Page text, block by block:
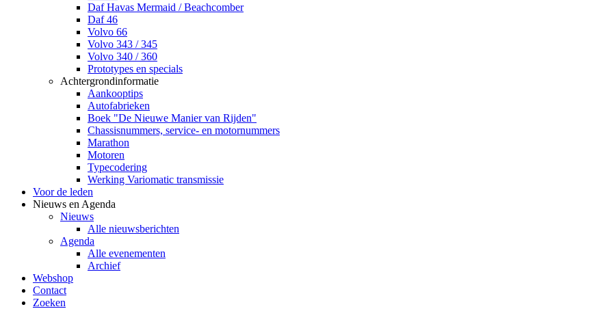
Daf Havas Mermaid / Beachcomber
Daf 46
Volvo 66
Volvo 343 / 345
Volvo 340 / 360
Prototypes en specials
Achtergrondinformatie
Aankooptips
Autofabrieken
Boek "De Nieuwe Manier van Rijden"
Chassisnummers, service- en motornummers
Marathon
Motoren
Typecodering
Werking Variomatic transmissie
Voor de leden
Nieuws en Agenda
Nieuws
Alle nieuwsberichten
Agenda
Alle evenementen
Archief
Webshop
Contact
Zoeken